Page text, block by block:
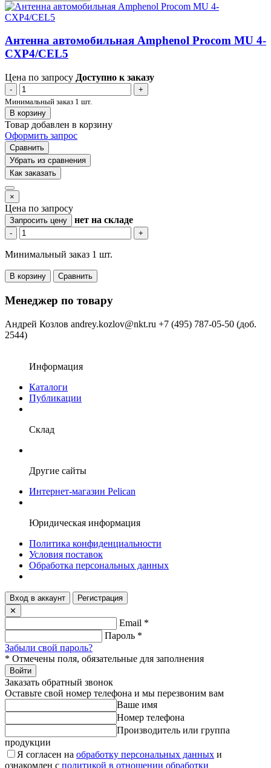
Антенна автомобильная Amphenol Procom MU 4-
CXP4/CEL5
Цена по запросу Доступно к заказу
-
+
Минимальный заказ 1 шт.
В корзину
Товар добавлен в корзину
Оформить запрос
Сравнить
Убрать из сравнения
Как заказать
×
Цена по запросу
Запросить цену нет на складе
- +
Минимальный заказ 1 шт.
В корзину Сравнить
Менеджер по товару
Андрей Козлов andrey.kozlov@nkt.ru +7 (495) 787-05-50 (доб.
2544)
Информация
Каталоги
Публикации
Склад
Другие сайты
Интернет-магазин Pelican
Юридическая информация
Политика конфиденциальности
Условия поставок
Обработка персональных данных
Вход в аккаунт
Регистрация
✕
Email *
Пароль *
Забыли свой пароль?
* Отмечены поля, обязательные для заполнения
Войти
Заказать обратный звонок
Оставьте свой номер телефона и мы перезвоним вам
Ваше имя
Номер телефона
Производитель или группа
продукции
Я согласен на обработку персональных данных и
ознакомлен с политикой в отношении обработки